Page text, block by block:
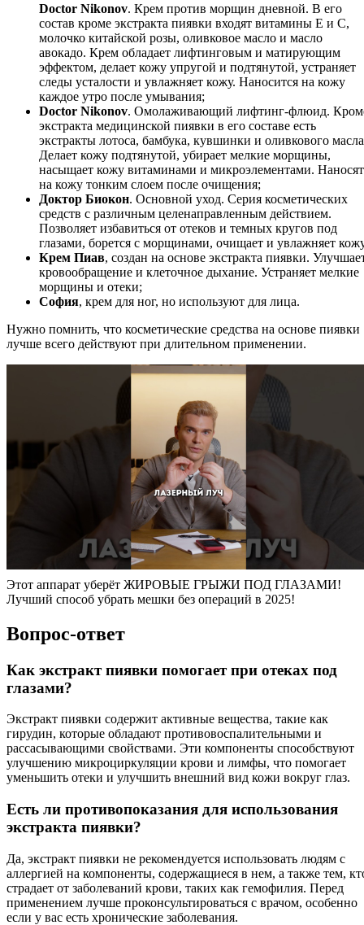
Doctor Nikonov. Крем против морщин дневной. В его
состав кроме экстракта пиявки входят витамины Е и С,
молочко китайской розы, оливковое масло и масло
авокадо. Крем обладает лифтинговым и матирующим
эффектом, делает кожу упругой и подтянутой, устраняет
следы усталости и увлажняет кожу. Наносится на кожу
каждое утро после умывания;
Doctor Nikonov. Омолаживающий лифтинг-флюид.
экстракта медицинской пиявки в его составе есть
экстракты лотоса, бамбука, кувшинки и оливкового
Делает кожу подтянутой, убирает мелкие морщины,
насыщает кожу витаминами и микроэлементами. Наносят
на кожу тонким слоем после очищения;
Доктор Биокон. Основной уход. Серия косметических
средств с различным целенаправленным действием.
Позволяет избавиться от отеков и темных кругов под
глазами, борется с морщинами, очищает и увлажняет
Крем Пиав, создан на основе экстракта пиявки.
кровообращение и клеточное дыхание. Устраняет мелкие
морщины и отеки;
София, крем для ног, но используют для лица.
Нужно помнить, что косметические средства на основе пиявки
лучше всего действуют при длительном применении.
Этот аппарат уберёт ЖИРОВЫЕ ГРЫЖИ ПОД ГЛАЗАМИ!
Лучший способ убрать мешки без операций в 2025!
Вопрос-ответ
Как экстракт пиявки помогает при отеках под
глазами?
Экстракт пиявки содержит активные вещества, такие как
гирудин, которые обладают противовоспалительными и
рассасывающими свойствами. Эти компоненты способствуют
улучшению микроциркуляции крови и лимфы, что помогает
уменьшить отеки и улучшить внешний вид кожи вокруг глаз.
Есть ли противопоказания для использования
экстракта пиявки?
Да, экстракт пиявки не рекомендуется использовать людям с
аллергией на компоненты, содержащиеся в нем, а также тем,
страдает от заболеваний крови, таких как гемофилия. Перед
применением лучше проконсультироваться с врачом, особенно
если у вас есть хронические заболевания.